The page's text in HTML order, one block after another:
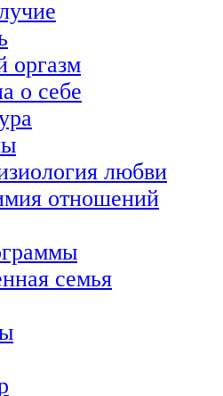
оргазм
о себе
любви
отношений
семья